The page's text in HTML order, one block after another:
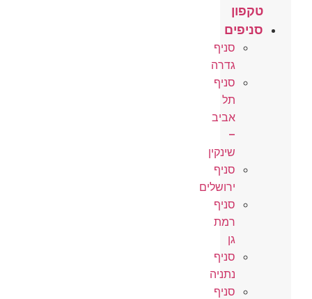
טקפון
סניפים
סניף
גדרה
סניף
תל
אביב
–
שינקין
סניף
ירושלים
סניף
רמת
גן
סניף
נתניה
סניף